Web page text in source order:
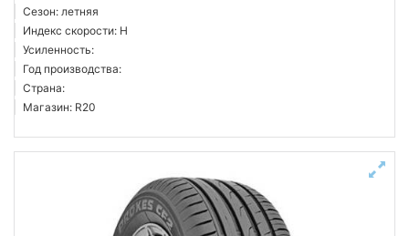
Сезон: летняя
Индекс скорости: H
Усиленность:
Год производства:
Страна:
Магазин: R20